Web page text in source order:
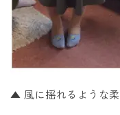
▲ 風に揺れるような